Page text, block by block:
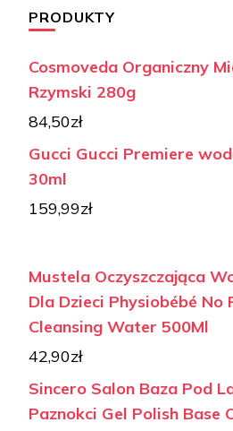
PRODUKTY
Cosmoveda Organiczny
Rzymski 280g
84,50zł
Gucci Gucci Premiere
30ml
159,99zł
Mustela Oczyszczająca
Dla Dzieci Physiobébé No
Cleansing Water 500Ml
42,90zł
Sincero Salon Baza Pod
Paznokci Gel Polish Base